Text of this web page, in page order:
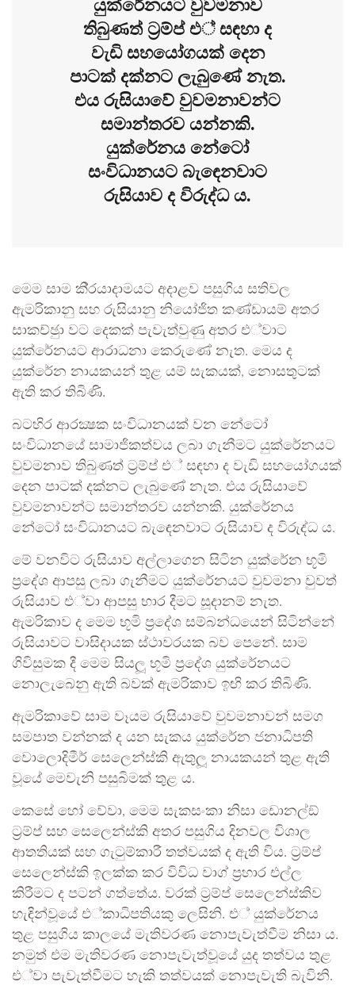
යුක්රේනයට වුවමනාව
තිබුණත් ට‍්‍රම්ප් එ් සඳහා ද
වැඩි සහයෝගයක් දෙන
පාටක් දක්නට ලැබුණේ නැත.
එය රුසියාවේ වුවමනාවන්ට
සමාන්තරව යන්නකි.
යුක්රේනය නේටෝ
සංවිධානයට බැඳෙනවාට
රුසියාව ද විරුද්ධ ය.
මෙම සාම කි‍්‍රයාදාමයට අදාළව පසුගිය සතිවල
ඇමරිකානු සහ රුසියානු නියෝජිත කණ්ඩායම් අතර
සාකච්ඡුා වට දෙකක් පැවැත්වුණු අතර එ්වාට
යුක්රේනයට ආරාධනා කෙරුණේ නැත. මෙය ද
යුක්රේන නායකයන් තුළ යම් සැකයක්, නොසතුටක්
ඇති කර තිබිණි.
බටහිර ආරක්‍ෂක සංවිධානයක් වන නේටෝ
සංවිධානයේ සාමාජිකත්වය ලබා ගැනීමට යුක්රේනයට
වුවමනාව තිබුණත් ට‍්‍රම්ප් එ් සඳහා ද වැඩි සහයෝගයක්
දෙන පාටක් දක්නට ලැබුණේ නැත. එය රුසියාවේ
වුවමනාවන්ට සමාන්තරව යන්නකි. යුක්රේනය
නේටෝ සංවිධානයට බැඳෙනවාට රුසියාව ද විරුද්ධ ය.
මේ වනවිට රුසියාව අල්ලාගෙන සිටින යුක්රේන භූමි
ප‍්‍රදේශ ආපසු ලබා ගැනීමට යුක්රේනයට වුවමනා වුවත්
රුසියාව එ්වා ආපසු භාර දීමට සූදානම් නැත.
ඇමරිකාව ද මෙම භූමි ප‍්‍රදේශ සම්බන්ධයෙන් සිටින්නේ
රුසියාවට වාසිදායක ස්ථාවරයක බව පෙනේ. සාම
ගිවිසුමක දී මෙම සියලූ භූමි ප‍්‍රදේශ යුක්රේනයට
නොලැබෙනු ඇති බවක් ඇමරිකාව ඉඟි කර තිබිණි.
ඇමරිකාවේ සාම වෑයම රුසියාවේ වුවමනාවන් සමග
සමපාත වන්නක් ද යන සැකය යුක්රේන ජනාධිපති
වොලොදිමීර් සෙලෙන්ස්කි ඇතුලූ නායකයන් තුළ ඇති
වූයේ මෙවැනි පසුබිමක් තුළ ය.
කෙසේ හෝ වේවා, මෙම සැකසංකා නිසා ඩොනල්ඞ්
ට‍්‍රම්ප් සහ සෙලෙන්ස්කි අතර පසුගිය දිනවල විශාල
ආතතියක් සහ ගැටුම්කාරී තත්වයක් ද ඇති විය. ට‍්‍රම්ප්
සෙලෙන්ස්කි ඉලක්ක කර විවිධ වාග් ප‍්‍රහාර එල්ල
කිරීමට ද පටන් ගත්තේය. වරක් ට‍්‍රම්ප් සෙලෙන්ස්කිව
හැඳින්වූයේ එ්කාධිපතියකු ලෙසිනි. එ් යුක්රේනය
තුළ පසුගිය කාලයේ මැතිවරණ නොපැවැත්වීම නිසා ය.
නමුත් එම මැතිවරණ නොපැවැත්වූයේ යුද තත්වය තුළ
එ්වා පැවැත්වීමට හැකි තත්වයක් නොපැවැති බැවිනි.